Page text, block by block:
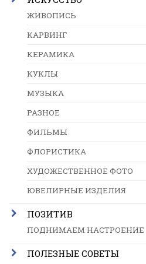
ЖИВОПИСЬ
КАРВИНГ
КЕРАМИКА
КУКЛЫ
МУЗЫКА
РАЗНОЕ
ФИЛЬМЫ
ФЛОРИСТИКА
ХУДОЖЕСТВЕННОЕ ФОТО
ЮВЕЛИРНЫЕ ИЗДЕЛИЯ
ПОЗИТИВ
ПОДНИМАЕМ НАСТРОЕНИЕ
ПОЛЕЗНЫЕ СОВЕТЫ